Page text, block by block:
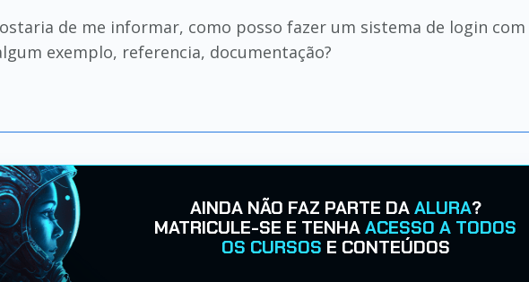
de me informar, como posso fazer um sistema de login com
exemplo, referencia, documentação?
AINDA NÃO FAZ PARTE DAALURA?
MATRICULE-SE E TENHAACESSO A TODOS
OS CURSOS E CONTEÚDOS